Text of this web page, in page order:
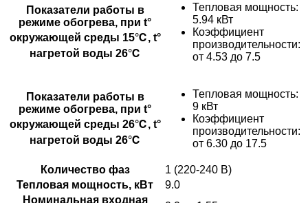
Показатели работы в
режиме обогрева, при t°
окружающей среды 15℃, t°
нагретой воды 26℃
Тепловая мощность:
5.94 кВт
Коэффициент
производительности:
от 4.53 до 7.5
Показатели работы в
режиме обогрева, при t°
окружающей среды 26℃, t°
нагретой воды 26℃
Тепловая мощность:
9 кВт
Коэффициент
производительности:
от 6.30 до 17.5
Количество фаз
1 (220-240 В)
Тепловая мощность, кВт
9.0
Номинальная входная